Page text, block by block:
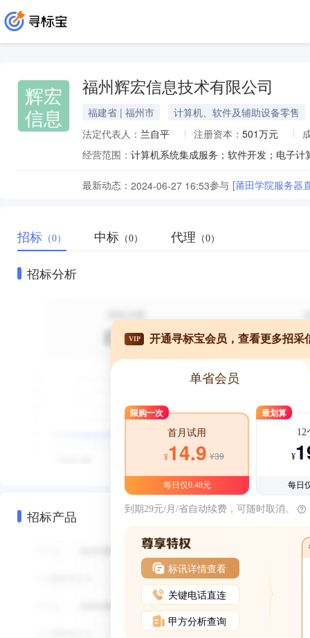
辉宏
信息
福州辉宏信息技术有限公司
福建省 | 福州市
计算机、软件及辅助设备零售
法定代表人： 兰自平 注册资本： 501万元
经营范围：
最新动态： 2024-06-27 16:53参与 [莆田学院服务器
招标 （0） 中标 （0） 代理 （0）
招标分析
招标产品
VIP 开通寻标宝会员，查看更多招采
单省会员
限购一次
首月试用
¥14.9 ¥39
每日仅0.48元
最划算
12
¥
每日
到期29元/月/省自动续费，可随时取消。
标讯详情查看
关键电话直连
甲方分析查询